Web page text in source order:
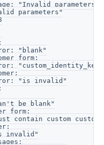
"Invalid parameters"
parameters"
"blank"
"is invalid"
be blank"
contain custom
invalid"